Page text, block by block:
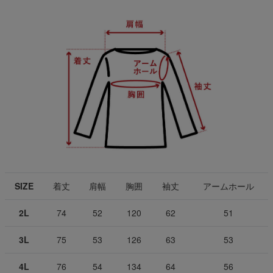
SIZE 着丈 肩幅 胸囲 袖丈 アームホール
2L 74 52 120 62 51
3L 75 53 126 63 53
4L 76 54 134 64 56